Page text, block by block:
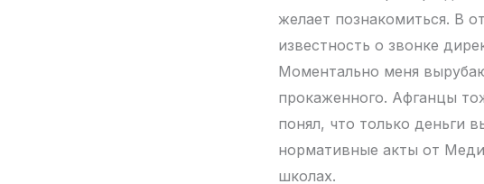
желает познакомиться. В
известность о звонке
Моментально меня
прокаженного. Афганцы
понял, что только деньги
нормативные акты от
школах.